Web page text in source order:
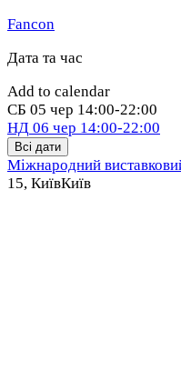
Fancon
Дата та час
Add to calendar
СБ 05 чер 14:00-22:00
НД 06 чер 14:00-22:00
Всі дати
Міжнародний
15, КиївКиїв